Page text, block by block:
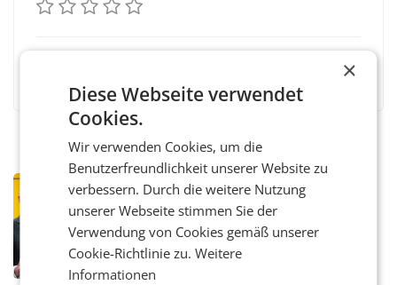
PRIMENEWS
Österreichische Post: Umsatzplus im
ersten Halbjahr trotz schwachem
Briefgeschäft
WIEN Die Österreichische Post AG hat im
ersten Halbjahr 2026 einen Konzernumsatz
von 1.544,0 Mio. EUR erwirtschaftet, was
×
Diese Webseite verwendet
Cookies.
Wir verwenden Cookies, um die
Benutzerfreundlichkeit unserer Website zu
verbessern. Durch die weitere Nutzung
unserer Webseite stimmen Sie der
Verwendung von Cookies gemäß unserer
Cookie-Richtlinie zu.Weitere
Informationen